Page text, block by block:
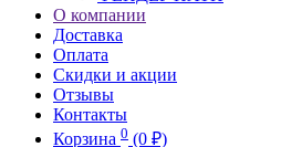
О компании
Доставка
Оплата
Скидки и акции
Отзывы
Контакты
Корзина 0 (0 ₽)